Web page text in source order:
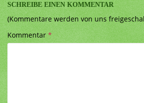
SCHREIBE EINEN KOMMENTAR
(Kommentare werden von uns
Kommentar*